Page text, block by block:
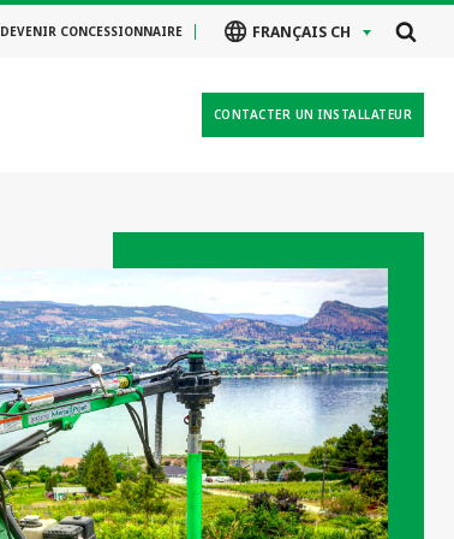
DEVENIR CONCESSIONNAIRE FRANÇAIS CH
CONTACTER UN INSTALLATEUR